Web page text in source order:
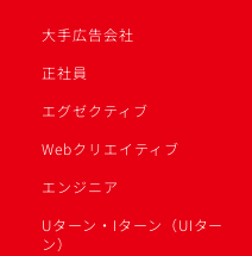
大手広告会社
正社員
エグゼクティブ
Webクリエイティブ
エンジニア
Uターン・Iターン（UIター
ン）